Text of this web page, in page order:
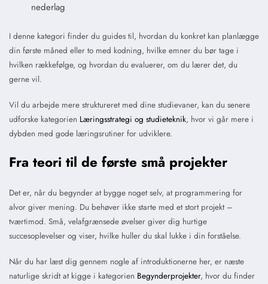
nederlag
I denne kategori finder du guides til, hvordan du konkret kan planlægge
din første måned eller to med kodning, hvilke emner du bør tage i
hvilken rækkefølge, og hvordan du evaluerer, om du lærer det, du
gerne vil.
Vil du arbejde mere struktureret med dine studievaner, kan du senere
udforske kategorien Læringsstrategi og studieteknik, hvor vi går mere i
dybden med gode læringsrutiner for udviklere.
Fra teori til de første små projekter
Det er, når du begynder at bygge noget selv, at programmering for
alvor giver mening. Du behøver ikke starte med et stort projekt –
tværtimod. Små, velafgrænsede øvelser giver dig hurtige
succesoplevelser og viser, hvilke huller du skal lukke i din forståelse.
Når du har læst dig gennem nogle af introduktionerne her, er næste
naturlige skridt at kigge i kategorien Begynderprojekter, hvor du finder